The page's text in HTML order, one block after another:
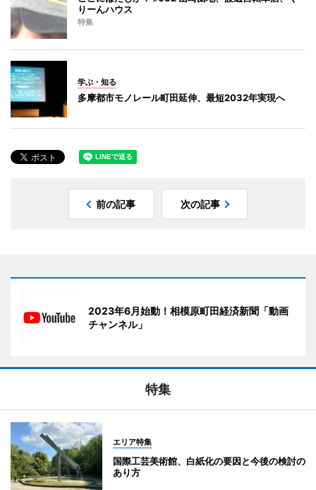
りーんハウス
特集
学ぶ・知る
多摩都市モノレール町田延伸、最短2032年実現へ
前の記事 次の記事
2023年6月始動！相模原町田経済新聞「動画
チャンネル」
特集
エリア特集
国際工芸美術館、白紙化の要因と今後の検討の
あり方